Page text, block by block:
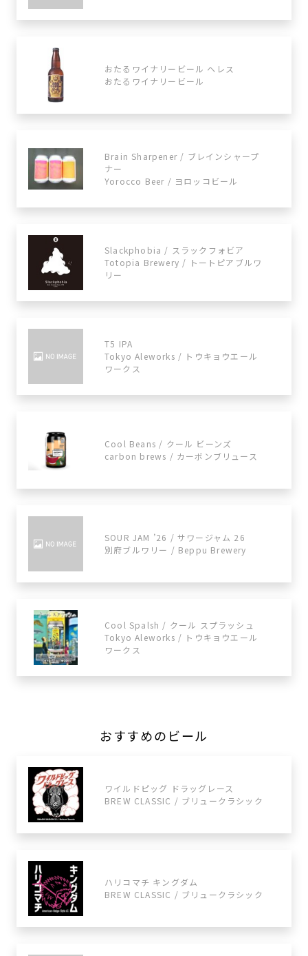
おたるワイナリービール ヘレス
おたるワイナリービール
Brain Sharpener / ブレインシャープ
ナー
Yorocco Beer / ヨロッコビール
Slackphobia / スラックフォビア
Totopia Brewery / トートピアブルワ
リー
T5 IPA
Tokyo Aleworks / トウキョウエール
ワークス
Cool Beans / クール ビーンズ
carbon brews / カーボンブリュース
SOUR JAM ’26 / サワージャム 26
別府ブルワリー / Beppu Brewery
Cool Spalsh / クール スプラッシュ
Tokyo Aleworks / トウキョウエール
ワークス
おすすめのビール
ワイルドピッグ ドラッグレース
BREW CLASSIC / ブリュークラシック
ハリコマチ キングダム
BREW CLASSIC / ブリュークラシック